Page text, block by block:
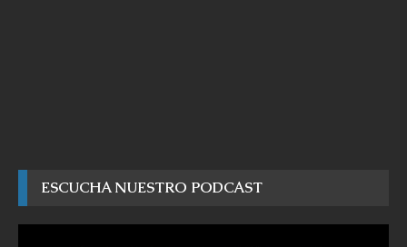
ESCUCHA NUESTRO PODCAST